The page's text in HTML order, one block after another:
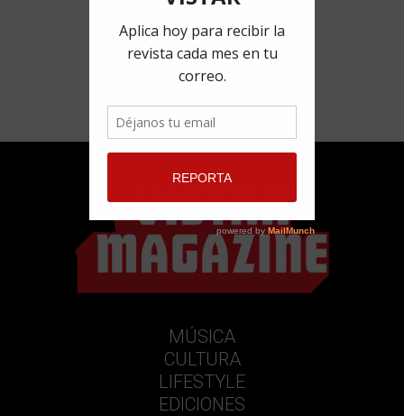
MÚSICA
CULTURA
LIFESTYLE
EDICIONES